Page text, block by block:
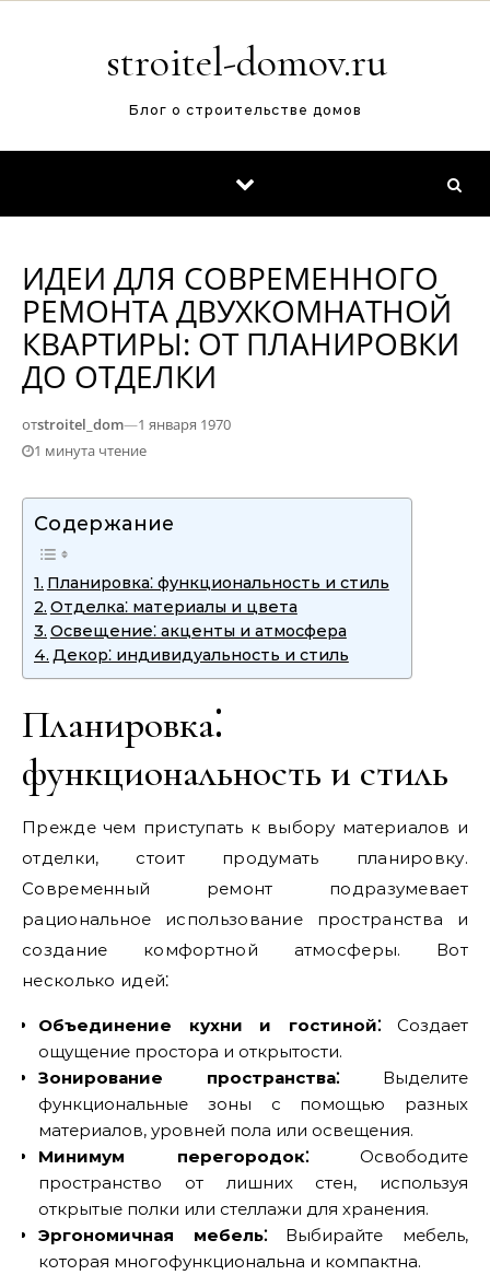
stroitel-domov.ru
Блог о строительстве домов
ИДЕИ ДЛЯ СОВРЕМЕННОГО
РЕМОНТА ДВУХКОМНАТНОЙ
КВАРТИРЫ: ОТ ПЛАНИРОВКИ
ДО ОТДЕЛКИ
отstroitel_dom—1 января 1970
1 минута чтение
Содержание
Планировка⁚ функциональность и стиль
Отделка⁚ материалы и цвета
Освещение⁚ акценты и атмосфера
Декор⁚ индивидуальность и стиль
Планировка⁚
функциональность и стиль
Прежде чем приступать к выбору материалов и
отделки, стоит продумать планировку.
Современный ремонт подразумевает
рациональное использование пространства и
создание комфортной атмосферы. Вот
несколько идей⁚
Объединение кухни и гостиной⁚Создает
ощущение простора и открытости.
Зонирование пространства⁚Выделите
функциональные зоны с помощью разных
материалов, уровней пола или освещения.
Минимум перегородок⁚Освободите
пространство от лишних стен, используя
открытые полки или стеллажи для хранения.
Эргономичная мебель⁚Выбирайте мебель,
которая многофункциональна и компактна.